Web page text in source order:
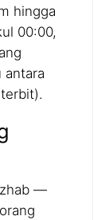
hingga
00:00,
antara
—